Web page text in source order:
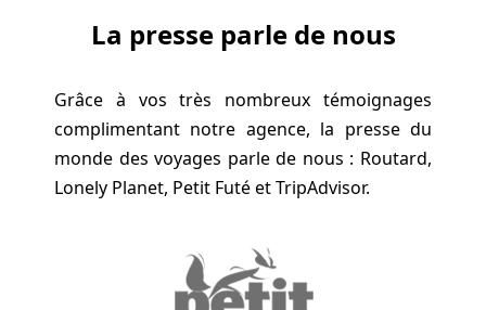
La presse parle de nous
Grâce à vos très nombreux témoignages
complimentant notre agence, la presse du
monde des voyages parle de nous : Routard,
Lonely Planet, Petit Futé et TripAdvisor.